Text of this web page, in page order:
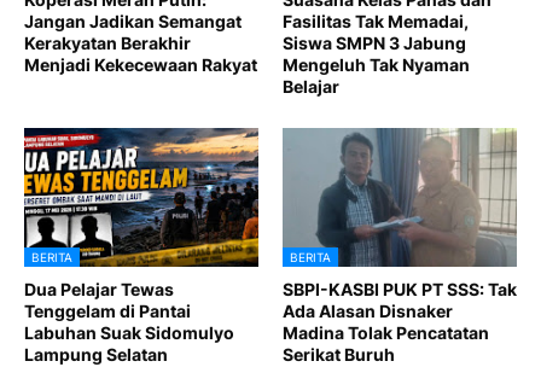
Jangan Jadikan Semangat
Kerakyatan Berakhir
Menjadi Kekecewaan Rakyat
Fasilitas Tak Memadai,
Siswa SMPN 3 Jabung
Mengeluh Tak Nyaman
Belajar
BERITA
Dua Pelajar Tewas
Tenggelam di Pantai
Labuhan Suak Sidomulyo
Lampung Selatan
BERITA
SBPI-KASBI PUK PT SSS: Tak
Ada Alasan Disnaker
Madina Tolak Pencatatan
Serikat Buruh